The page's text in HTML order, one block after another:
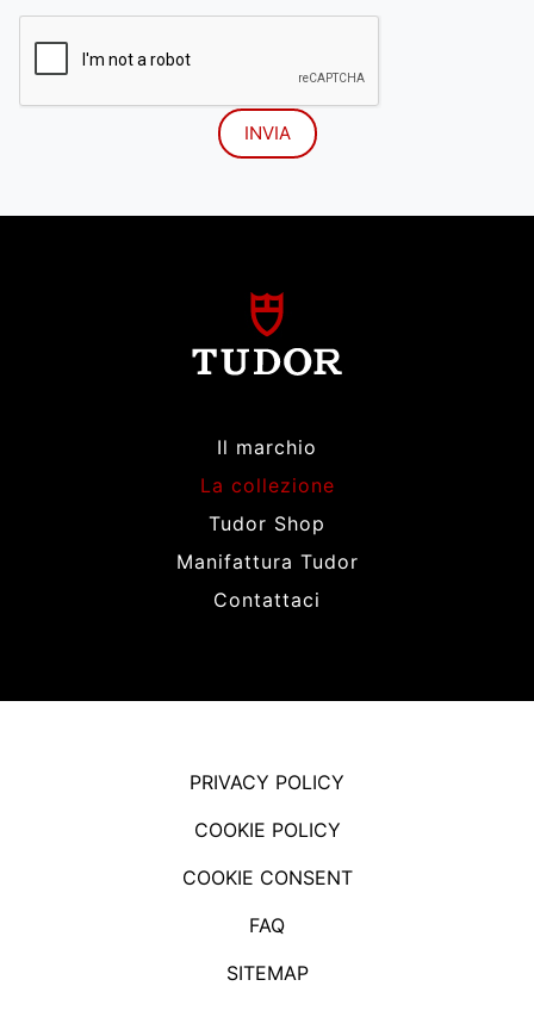
Il marchio
La collezione
Tudor Shop
Manifattura Tudor
Contattaci
PRIVACY POLICY
COOKIE POLICY
COOKIE CONSENT
FAQ
SITEMAP